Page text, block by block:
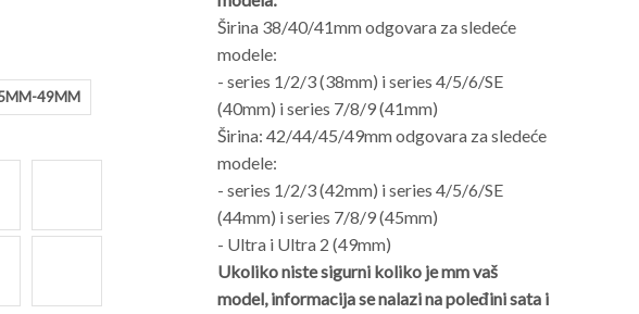
49MM
Širina 38/40/41mm odgovara za sledeće
modele:
- series 1/2/3 (38mm) i series 4/5/6/SE
(40mm) i series 7/8/9 (41mm)
Širina: 42/44/45/49mm odgovara za sledeće
modele:
- series 1/2/3 (42mm) i series 4/5/6/SE
(44mm) i series 7/8/9 (45mm)
- Ultra i Ultra 2 (49mm)
Ukoliko niste sigurni koliko je mm vaš
model, informacija se nalazi na poleđini sata i